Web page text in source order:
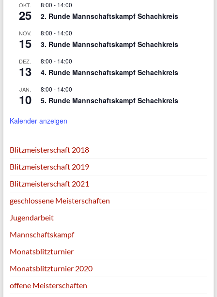
OKT.
25
8:00 - 14:00
2. Runde Mannschaftskampf Schachkreis
NOV.
15
8:00 - 14:00
3. Runde Mannschaftskampf Schachkreis
DEZ.
13
8:00 - 14:00
4. Runde Mannschaftskampf Schachkreis
JAN.
10
8:00 - 14:00
5. Runde Mannschaftskampf Schachkreis
Kalender anzeigen
Blitzmeisterschaft 2018
Blitzmeisterschaft 2019
Blitzmeisterschaft 2021
geschlossene Meisterschaften
Jugendarbeit
Mannschaftskampf
Monatsblitzturnier
Monatsblitzturnier 2020
offene Meisterschaften